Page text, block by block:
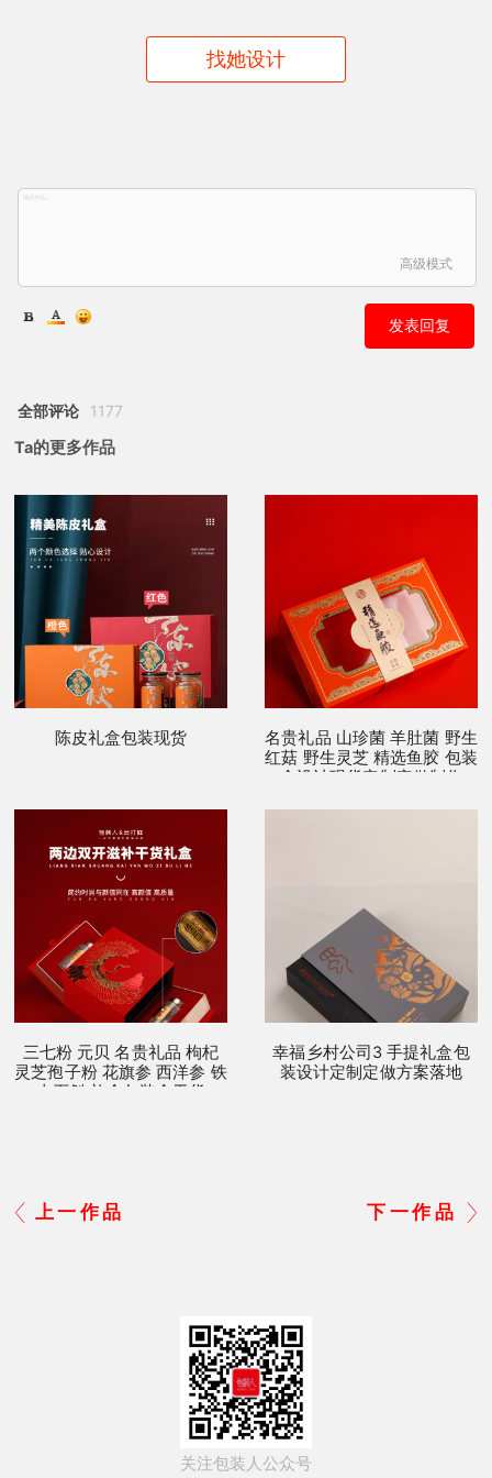
找她设计
高级模式
发表回复
全部评论 1177
Ta的更多作品
陈皮礼盒包装现货
名贵礼品 山珍菌 羊肚菌 野生
红菇 野生灵芝 精选鱼胶 包装
盒设计现货定制定做制作
三七粉 元贝 名贵礼品 枸杞
灵芝孢子粉 花旗参 西洋参 铁
皮石斛 礼盒包装盒干货
幸福乡村公司3 手提礼盒包
装设计定制定做方案落地
上一作品 下一作品
关注包装人公众号